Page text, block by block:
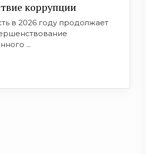
коррупции
в 2026 году продолжает
...